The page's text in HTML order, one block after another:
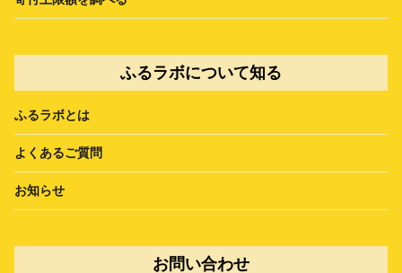
ふるラボについて知る
ふるラボとは
よくあるご質問
お知らせ
お問い合わせ